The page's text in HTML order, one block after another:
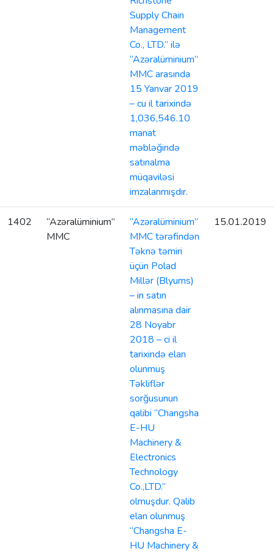
Supply Chain
Management
Co., LTD.” ilə
“Azəralüminium”
MMC arasında
15 Yanvar 2019
– cu il tarixində
1,036,546.10
manat
məbləğində
satınalma
müqaviləsi
imzalanmışdır.
1402
“Azəralüminium”
MMC
“Azəralüminium”
MMC tərəfindən
Təknə təmiri
üçün Polad
Millər (Blyums)
– in satın
alınmasına dair
28 Noyabr
2018 – ci il
tarixində elan
olunmuş
Təkliflər
sorğusunun
qalibi “Changsha
E-HU
Machinery &
Electronics
Technology
Co.,LTD.”
olmuşdur. Qalib
elan olunmuş
“Changsha E-
HU Machinery &
15.01.2019